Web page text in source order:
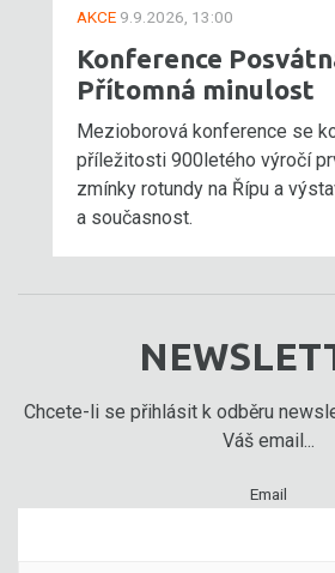
AKCE 9.9.2026, 13:00
Konference
Přítomná minulost
Mezioborová konference se
příležitosti 900letého výročí
zmínky rotundy na Řípu a
a současnost.
Chcete-li se přihlásit k odběru
Váš email...
Email